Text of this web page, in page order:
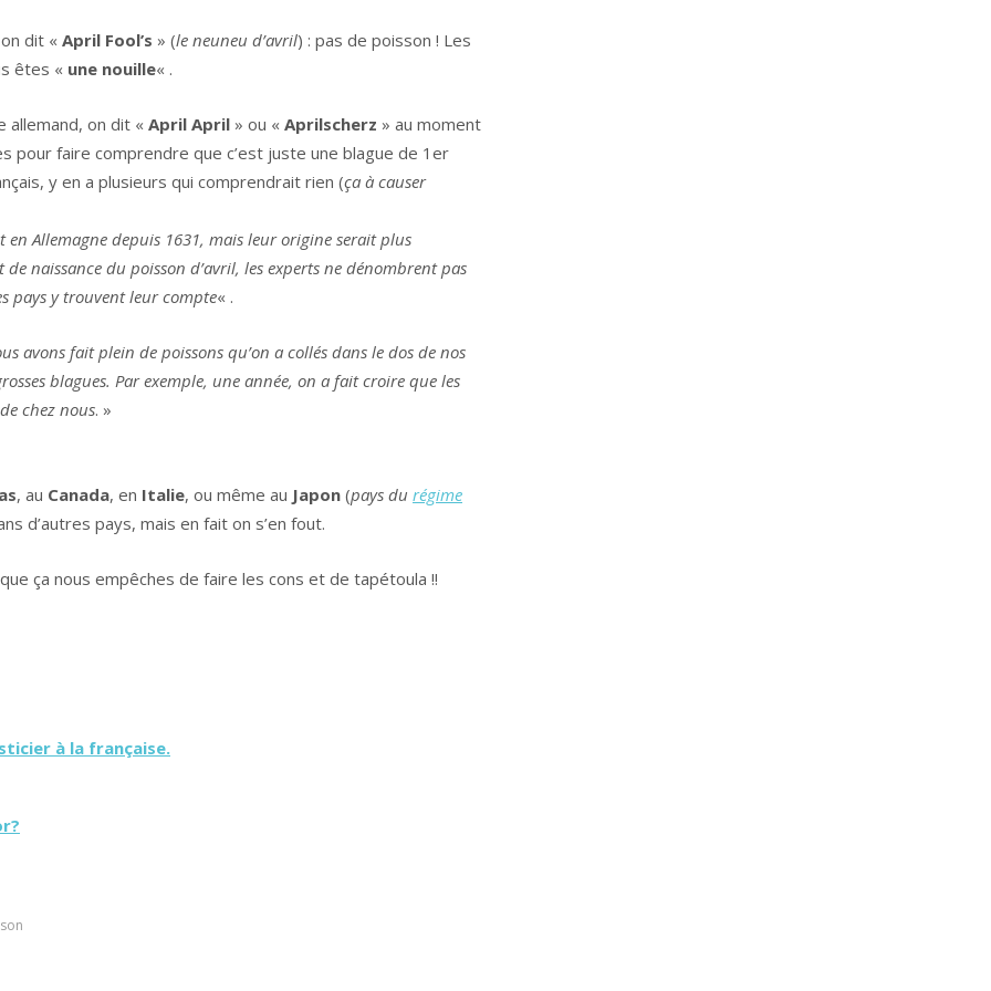
dit « April Fool’s » (le neuneu d’avril) : pas de poisson ! Les
êtes « une nouille« .
allemand, on dit «April April » ou «Aprilscherz » au moment
pour faire comprendre que c’est juste une blague de 1er
y en a plusieurs qui comprendrait rien (ça à causer
en Allemagne depuis 1631, mais leur origine serait plus
naissance du poisson d’avril, les experts ne dénombrent pas
pays y trouvent leur compte« .
avons fait plein de poissons qu’on a collés dans le dos de nos
blagues. Par exemple, une année, on a fait croire que les
chez nous. »
, au Canada, en Italie, ou même au Japon (pays du régime
d’autres pays, mais en fait on s’en fout.
ça nous empêches de faire les cons et de tapétoula !!
à la française.